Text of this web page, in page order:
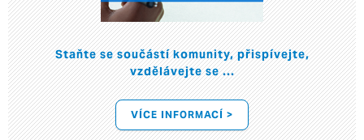
Staňte se součástí komunity, přispívejte,
vzdělávejte se ...
VÍCE INFORMACÍ >